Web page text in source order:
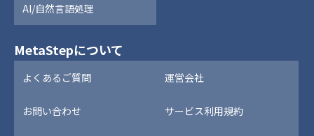
AI/自然言語処理
MetaStepについて
よくあるご質問 運営会社
お問い合わせ サービス利用規約